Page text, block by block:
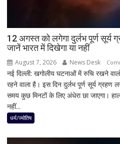
12 अगस्त को लगेगा दुर्लभ पूर्ण सूर्य
जानें भारत में दिखेगा या नहीं
August 7, 2026 News Desk
नई दिल्ली: खगोलीय घटनाओं में रुचि रखने
रहने वाला है। इस दिन दुर्लभ पूर्ण सूर्य ग्रहण
समय कुछ मिनटों के लिए अंधेरा छा जाएगा।
नहीं...
धर्म/ज्योतिष